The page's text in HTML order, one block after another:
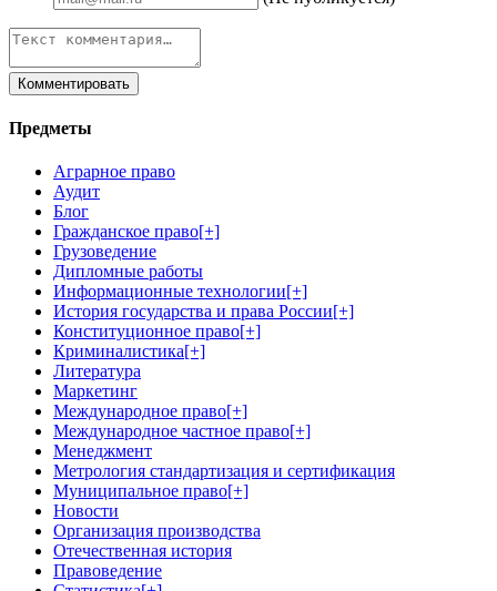
Предметы
Аграрное право
Аудит
Блог
Гражданское право[+]
Грузоведение
Дипломные работы
Информационные технологии[+]
История государства и права России[+]
Конституционное право[+]
Криминалистика[+]
Литература
Маркетинг
Международное право[+]
Международное частное право[+]
Менеджмент
Метрология стандартизация и сертификация
Муниципальное право[+]
Новости
Организация производства
Отечественная история
Правоведение